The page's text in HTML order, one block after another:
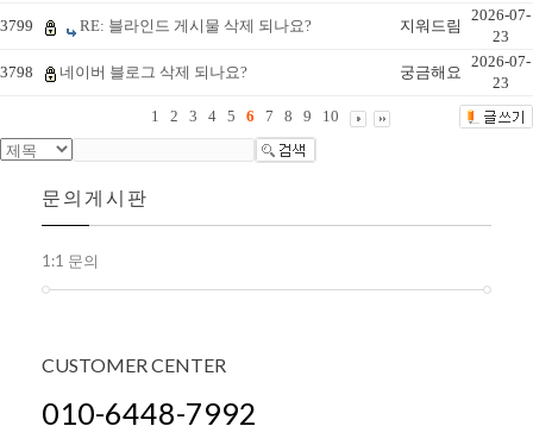
3799
RE: 블라인드 게시물 삭제 되나요? 지워드림
2026-07-
23
3798
네이버 블로그 삭제 되나요? 궁금해요
2026-07-
23
1
2 3 4 5 6 7 8 9 10
문의게시판
1:1 문의
CUSTOMERCENTER
010-6448-7992